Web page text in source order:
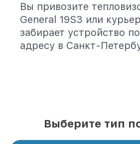
Вы привозите
General 19S3 или
забирает устройство
адресу в Санкт-
Выберите тип